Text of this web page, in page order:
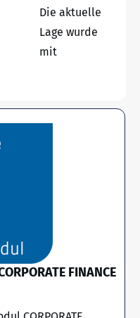
Die aktuelle
Lage wurde
mit
FINANCE